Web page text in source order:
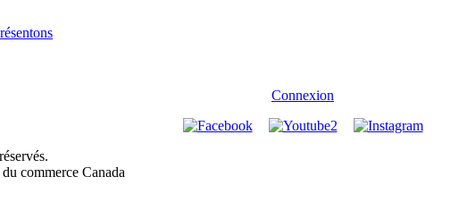
Connexion
commerce Canada